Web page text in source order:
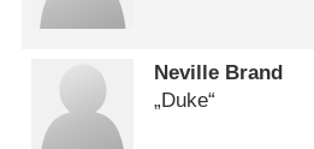
Neville Brand
„Duke“